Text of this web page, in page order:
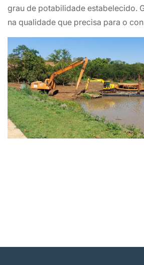
grau de potabilidade estabelecido.
na qualidade que precisa para o